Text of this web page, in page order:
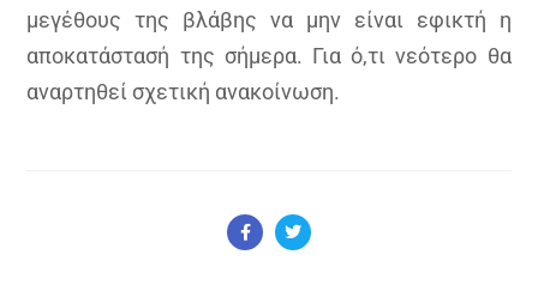
μεγέθους της βλάβης να μην είναι εφικτή η
αποκατάστασή της σήμερα. Για ό,τι νεότερο θα
αναρτηθεί σχετική ανακοίνωση.